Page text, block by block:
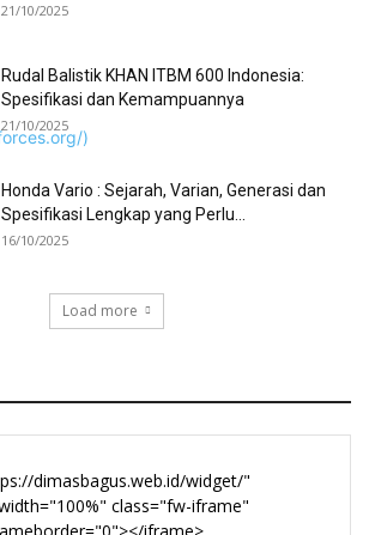
21/10/2025
Rudal Balistik KHAN ITBM 600 Indonesia:
Spesifikasi dan Kemampuannya
21/10/2025
Honda Vario : Sejarah, Varian, Generasi dan
Spesifikasi Lengkap yang Perlu...
16/10/2025
Load more